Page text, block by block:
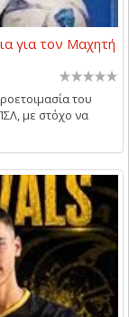
για τον Μαχητή
του
με στόχο να